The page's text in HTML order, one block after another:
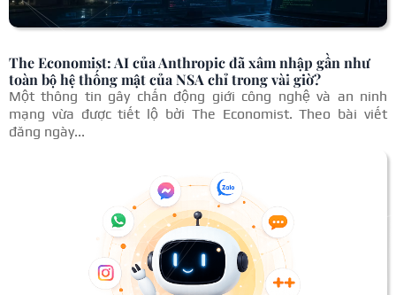
The Economist: AI của Anthropic đã xâm nhập gần như
toàn bộ hệ thống mật của NSA chỉ trong vài giờ?
Một thông tin gây chấn động giới công nghệ và an ninh
mạng vừa được tiết lộ bởi The Economist. Theo bài viết
đăng ngày...